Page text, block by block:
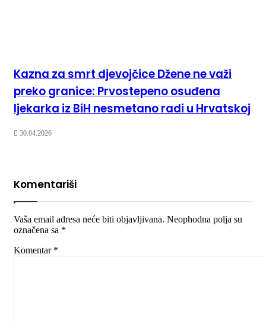
Kazna za smrt djevojčice Džene ne važi
preko granice: Prvostepeno osuđena
ljekarka iz BiH nesmetano radi u Hrvatskoj
30.04.2026
Komentariši
Vaša email adresa neće biti objavljivana. Neophodna polja su
označena sa *
Komentar *